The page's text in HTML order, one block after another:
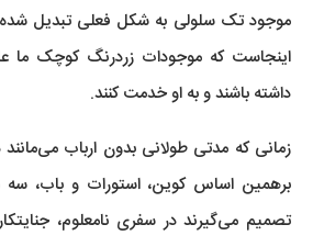
موجود تک سلولی به شکل فعلی تبدیل
اینجاست که موجودات زردرنگ کوچک ما
داشته باشند و به او خدمت کنند.
زمانی که مدتی طولانی بدون ارباب
برهمین اساس کوین، استورات و باب، سه
تصمیم می‌گیرند در سفری نامعلوم،